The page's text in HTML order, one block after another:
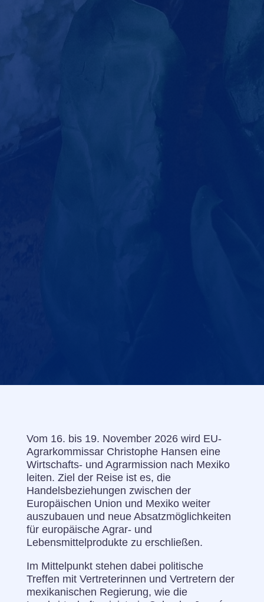
Vom 16. bis 19. November 2026 wird EU-
Agrarkommissar Christophe Hansen eine
Wirtschafts- und Agrarmission nach Mexiko
leiten. Ziel der Reise ist es, die
Handelsbeziehungen zwischen der
Europäischen Union und Mexiko weiter
auszubauen und neue Absatzmöglichkeiten
für europäische Agrar- und
Lebensmittelprodukte zu erschließen.
Im Mittelpunkt stehen dabei politische
Treffen mit Vertreterinnen und Vertretern der
mexikanischen Regierung, wie die